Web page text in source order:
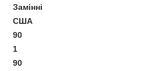
Замінні
США
90
1
90